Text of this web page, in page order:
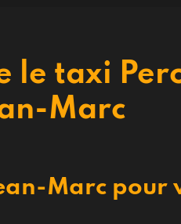
le taxi
Marc
Marc pour